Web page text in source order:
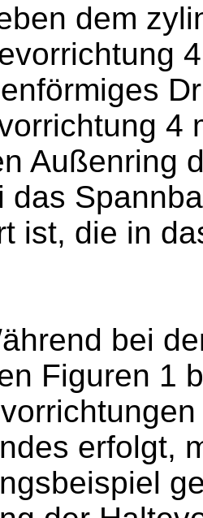
dem
4
Außenring
das
ist, die in
bei
Figuren 1
erfolgt,